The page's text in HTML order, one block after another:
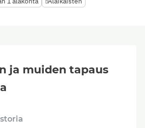
ja muiden tapaus